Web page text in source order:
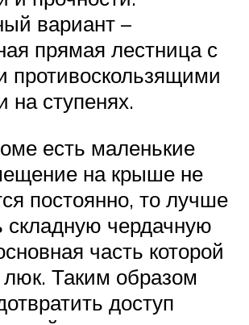
вариант –
прямая лестница с
противоскользящими
на ступенях.
есть маленькие
на крыше не
постоянно, то лучше
складную чердачную
часть которой
люк. Таким образом
доступ